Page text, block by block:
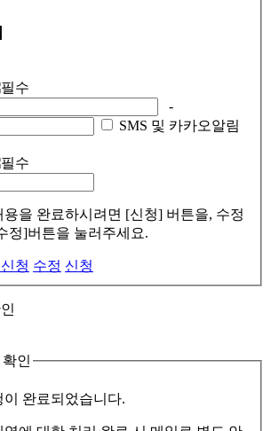
-
SMS 및 카카오알림
용을 완료하시려면 [신청] 버튼을, 수정
정]버튼을 눌러주세요.
청 수정 신청
인
이 완료되었습니다.